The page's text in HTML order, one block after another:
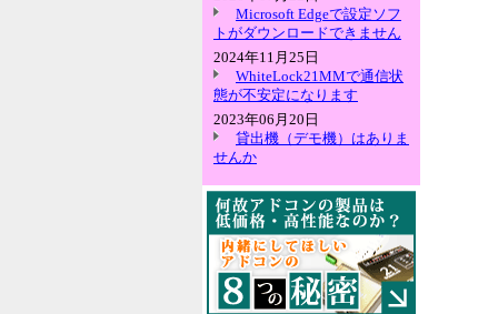
っ
た
ら
あ
る
質
問
Microsoft Edgeで設定ソフ
トがダウンロードできません
2024年11月25日
WhiteLock21MMで通信状
態が不安定になります
2023年06月20日
貸出機（デモ機）はありま
せんか